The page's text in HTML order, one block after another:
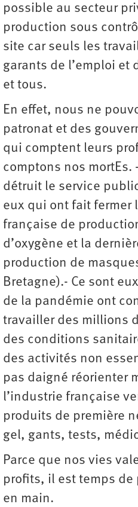
possible au secteur
production sous
site car seuls les
garants de l’emploi et
et tous.
En effet, nous ne
patronat et des
qui comptent leurs
comptons nos mortEs.
détruit le service
eux qui ont fait fermer
française de
d’oxygène et la
production de
Bretagne).- Ce sont
de la pandémie ont
travailler des millions
des conditions
des activités non
pas daigné réorienter
l’industrie française
produits de première
gel, gants, tests,
Parce que nos vies
profits, il est temps de
en main.